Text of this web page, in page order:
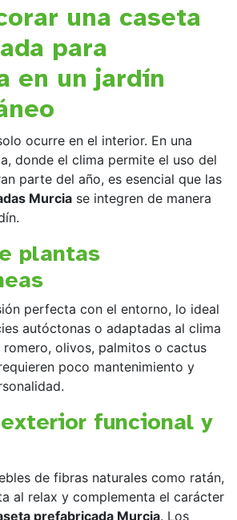
una caseta
para
en un jardín
ocurre en el interior. En una
donde el clima permite el uso del
parte del año, es esencial que las
Murcia se integren de manera
plantas
perfecta con el entorno, lo ideal
autóctonas o adaptadas al clima
romero, olivos, palmitos o cactus
poco mantenimiento y
funcional y
de fibras naturales como ratán,
al relax y complementa el carácter
prefabricada Murcia. Los